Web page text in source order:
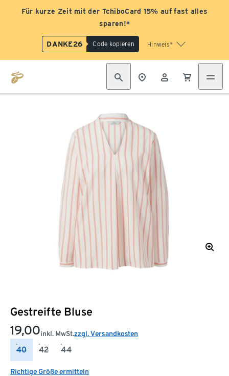
Für kurze Zeit mit der TchiboCard 15% auf fast alles
sparen!*
DANKE26 Code kopieren Hinweis*
Gestreifte Bluse
19,00inkl. MwSt.zzgl. Versandkosten
40 42 44
Richtige Größe ermitteln